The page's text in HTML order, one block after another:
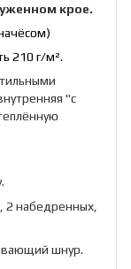
крое.
210 г/м².
"с
набедренных,
шнур.